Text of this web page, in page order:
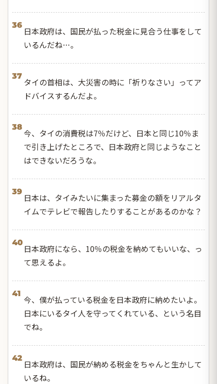
36
日本政府は、国民が払った税金に見合う仕事をして
いるんだね…。
37
タイの首相は、大災害の時に「祈りなさい」ってア
ドバイスするんだよ。
38
今、タイの消費税は7％だけど、日本と同じ10％ま
で引き上げたところで、日本政府と同じようなこと
はできないだろうな。
39
日本は、タイみたいに集まった募金の額をリアルタ
イムでテレビで報告したりすることがあるのかな？
40
日本政府になら、10％の税金を納めてもいいな、っ
て思えるよ。
41
今、僕が払っている税金を日本政府に納めたいよ。
日本にいるタイ人を守ってくれている、という名目
でね。
42
日本政府は、国民が納める税金をちゃんと生かして
いるね。